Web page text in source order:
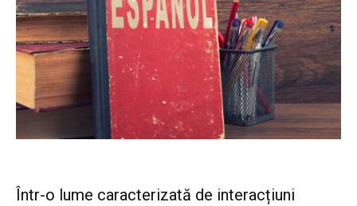
Într-o lume caracterizată de interacțiuni